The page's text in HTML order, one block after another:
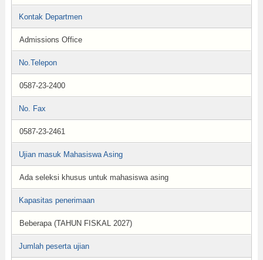
Kontak Departmen
Admissions Office
No.Telepon
0587-23-2400
No. Fax
0587-23-2461
Ujian masuk Mahasiswa Asing
Ada seleksi khusus untuk mahasiswa asing
Kapasitas penerimaan
Beberapa (TAHUN FISKAL 2027)
Jumlah peserta ujian